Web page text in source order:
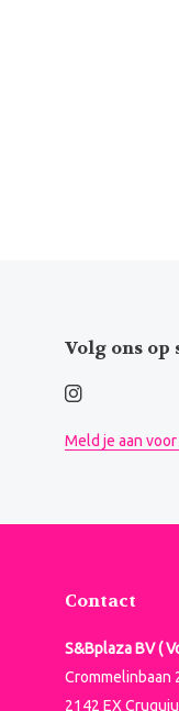
Volg ons op
Meld je aan
Contact
S&Bplaza BV (
Crommelinbaan
2142 EX